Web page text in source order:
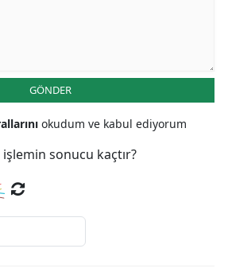
GÖNDER
okudum ve kabul ediyorum
sonucu kaçtır?